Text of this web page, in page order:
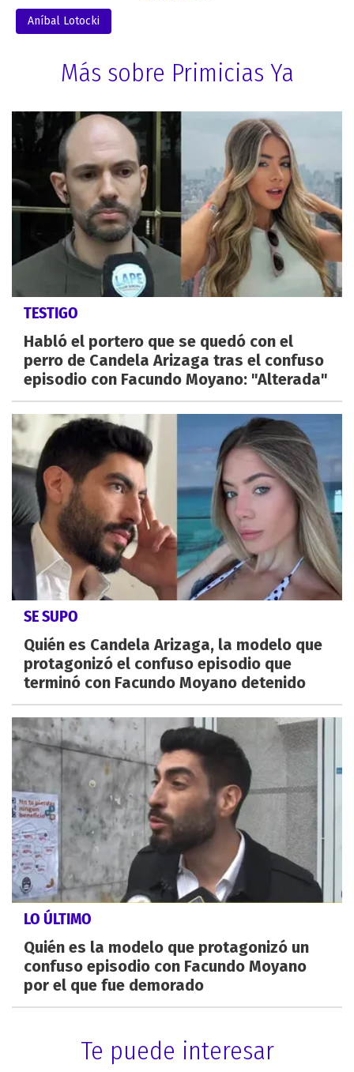
Aníbal Lotocki
Más sobre Primicias Ya
TESTIGO
Habló el portero que se quedó con el
perro de Candela Arizaga tras el confuso
episodio con Facundo Moyano: "Alterada"
SE SUPO
Quién es Candela Arizaga, la modelo que
protagonizó el confuso episodio que
terminó con Facundo Moyano detenido
LO ÚLTIMO
Quién es la modelo que protagonizó un
confuso episodio con Facundo Moyano
por el que fue demorado
Te puede interesar